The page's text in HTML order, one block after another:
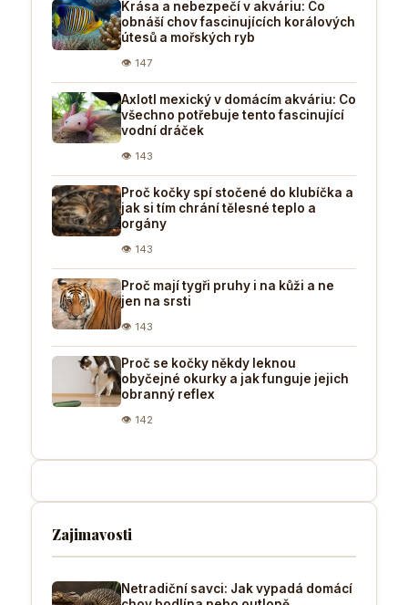
Krása a nebezpečí v akváriu: Co
obnáší chov fascinujících korálových
útesů a mořských ryb
👁 147
Axlotl mexický v domácím akváriu: Co
všechno potřebuje tento fascinující
vodní dráček
👁 143
Proč kočky spí stočené do klubíčka a
jak si tím chrání tělesné teplo a
orgány
👁 143
Proč mají tygři pruhy i na kůži a ne
jen na srsti
👁 143
Proč se kočky někdy leknou
obyčejné okurky a jak funguje jejich
obranný reflex
👁 142
Zajimavosti
Netradiční savci: Jak vypadá domácí